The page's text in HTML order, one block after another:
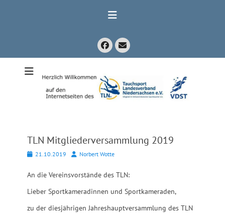
Facebook
E-
Mail
Tauchsport
Landesverband
TLN Mitgliederversammlung 2019
Posted21.10.2019 AutorNorbert Wotte
An die Vereinsvorstände des TLN:
Lieber Sportkameradinnen und Sportkameraden,
zu der diesjährigen Jahreshauptversammlung des TLN